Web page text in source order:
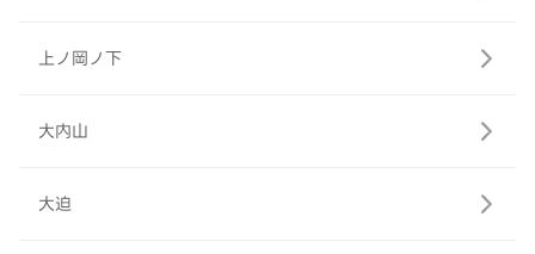
上ノ岡ノ下
大内山
大迫